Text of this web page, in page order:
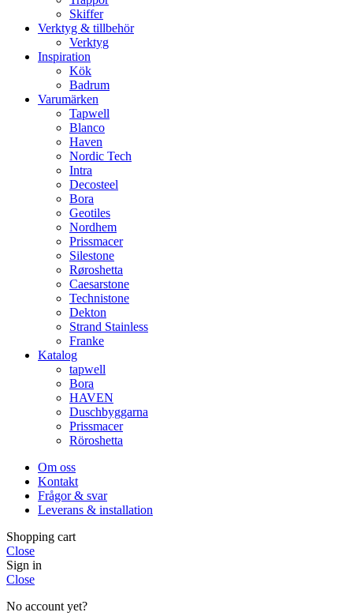
Skiffer
Verktyg & tillbehör
Verktyg
Inspiration
Kök
Badrum
Varumärken
Tapwell
Blanco
Haven
Nordic Tech
Intra
Decosteel
Bora
Geotiles
Nordhem
Prissmacer
Silestone
Røroshetta
Caesarstone
Technistone
Dekton
Strand Stainless
Franke
Katalog
tapwell
Bora
HAVEN
Duschbyggarna
Prissmacer
Röroshetta
Om oss
Kontakt
Frågor & svar
Leverans & installation
Shopping cart
Close
Sign in
Close
No account yet?